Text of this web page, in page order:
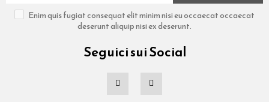
Enim quis fugiat consequat elit minim nisi eu occaecat occaecat
deserunt aliquip nisi ex deserunt.
Seguici sui Social